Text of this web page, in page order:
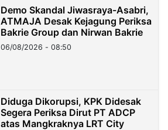
Demo Skandal Jiwasraya-Asabri,
ATMAJA Desak Kejagung Periksa
Bakrie Group dan Nirwan Bakrie
06/08/2026 - 08:50
Diduga Dikorupsi, KPK Didesak
Segera Periksa Dirut PT ADCP
atas Mangkraknya LRT City